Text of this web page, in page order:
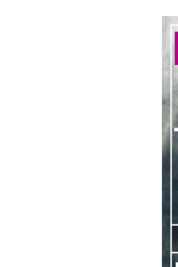
Presiona enter para